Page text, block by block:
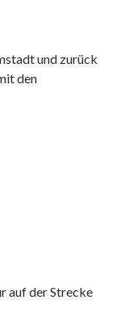
und zurück
den
auf der Strecke